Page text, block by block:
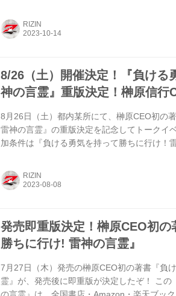
くこととなりました。お申し込み頂いた皆様
お詫び申し上げます。すでにお申し込み頂い
RIZIN
8/26（土）開催決定！『負ける
神の言霊』重版決定！榊原信行
8月26日（土）都内某所にて、榊原CEO初の
雷神の言霊』の重版決定を記念してトークイ
加条件は『負ける勇気を持って勝ちに行け！
の上、トークイベントに参加しよう！ 『負
霊』重版決定トークイベント 概要 開催日時
RIZIN
発売即重版決定！榊原CEO初
勝ちに行け! 雷神の言霊』
7月27日（木）発売の榊原CEO初の著書『負
霊』が、発売後に即重版が決定したぞ！ こ